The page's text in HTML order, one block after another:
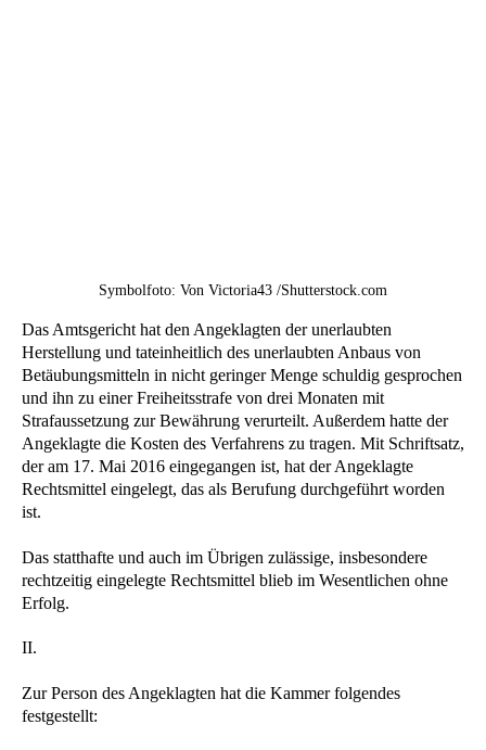
Symbolfoto: Von Victoria43 /Shutterstock.com
Das Amtsgericht hat den Angeklagten der unerlaubten
Herstellung und tateinheitlich des unerlaubten Anbaus von
Betäubungsmitteln in nicht geringer Menge schuldig gesprochen
und ihn zu einer Freiheitsstrafe von drei Monaten mit
Strafaussetzung zur Bewährung verurteilt. Außerdem hatte der
Angeklagte die Kosten des Verfahrens zu tragen. Mit Schriftsatz,
der am 17. Mai 2016 eingegangen ist, hat der Angeklagte
Rechtsmittel eingelegt, das als Berufung durchgeführt worden
ist.
Das statthafte und auch im Übrigen zulässige, insbesondere
rechtzeitig eingelegte Rechtsmittel blieb im Wesentlichen ohne
Erfolg.
II.
Zur Person des Angeklagten hat die Kammer folgendes
festgestellt: